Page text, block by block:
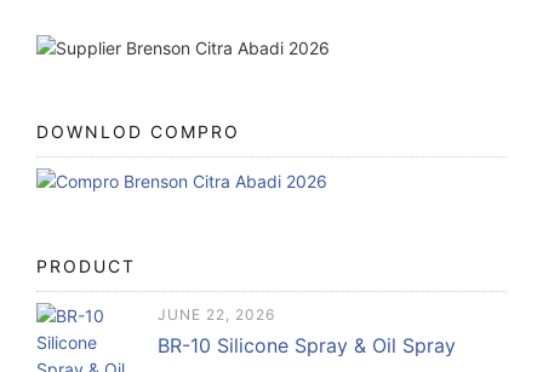
DOWNLOD COMPRO
PRODUCT
JUNE 22, 2026
BR-10 Silicone Spray & Oil Spray